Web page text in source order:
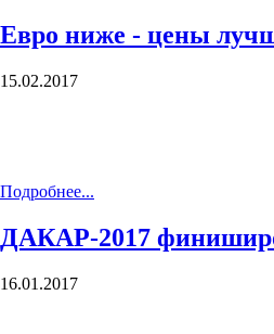
Евро ниже - цены
15.02.2017
Подробнее...
ДАКАР-2017
16.01.2017